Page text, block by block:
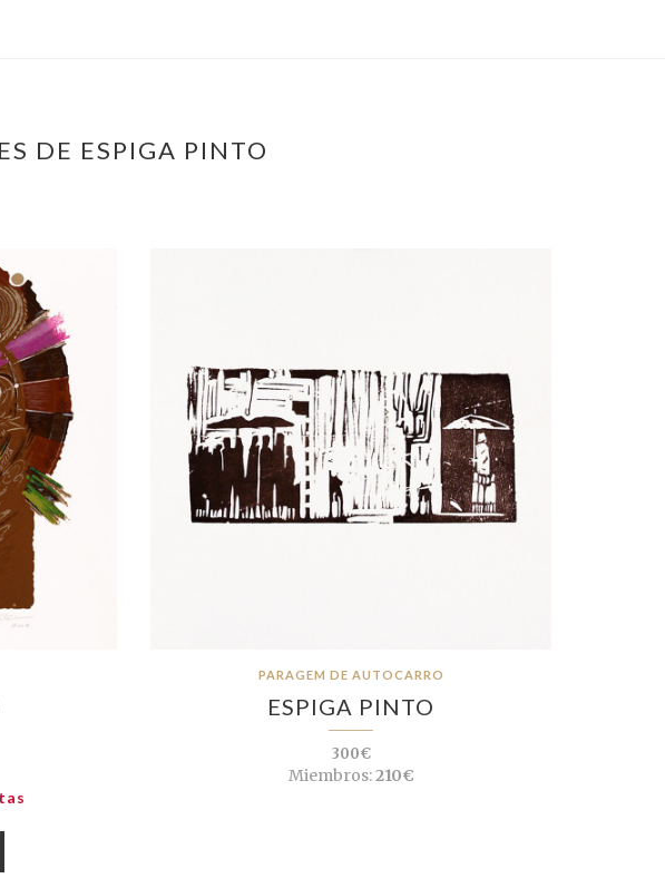
DE ESPIGA PINTO
PARAGEM DE AUTOCARRO
ESPIGA PINTO
300€
Miembros:210€